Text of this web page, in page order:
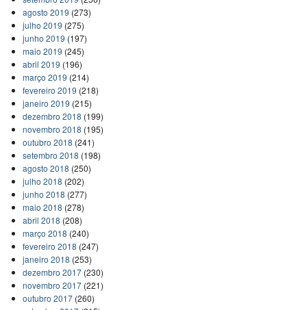
agosto 2019 (273)
julho 2019 (275)
junho 2019 (197)
maio 2019 (245)
abril 2019 (196)
março 2019 (214)
fevereiro 2019 (218)
janeiro 2019 (215)
dezembro 2018 (199)
novembro 2018 (195)
outubro 2018 (241)
setembro 2018 (198)
agosto 2018 (250)
julho 2018 (202)
junho 2018 (277)
maio 2018 (278)
abril 2018 (208)
março 2018 (240)
fevereiro 2018 (247)
janeiro 2018 (253)
dezembro 2017(230)
novembro 2017(221)
outubro 2017(260)